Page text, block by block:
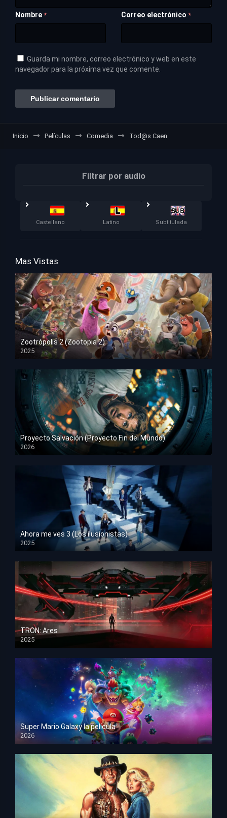
Nombre * Correo electrónico *
Guarda mi nombre, correo electrónico y web en este
navegador para la próxima vez que comente.
Inicio Películas Comedia Tod@s Caen
Filtrar por audio
Castellano Latino Subtitulada
Mas Vistas
Zootrópolis 2 (Zootopia 2)
2025
HD 1080p
Proyecto Salvación (Proyecto Fin del Mundo)
2026
HD 1080p
Ahora me ves 3 (Los ilusionistas)
2025
HD 1080p
TRON: Ares
2025
HD 1080p
Super Mario Galaxy la película
2026
HD 1080p